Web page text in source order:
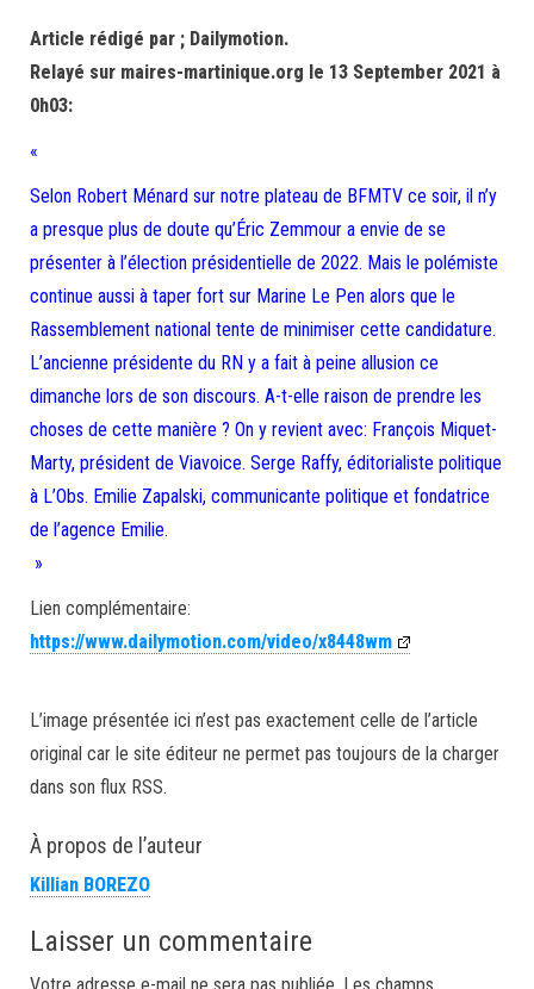
Article rédigé par ; Dailymotion.
Relayé sur maires-martinique.org le 13 September 2021 à
0h03:
«
Selon Robert Ménard sur notre plateau de BFMTV ce soir, il n’y
a presque plus de doute qu’Éric Zemmour a envie de se
présenter à l’élection présidentielle de 2022. Mais le polémiste
continue aussi à taper fort sur Marine Le Pen alors que le
Rassemblement national tente de minimiser cette candidature.
L’ancienne présidente du RN y a fait à peine allusion ce
dimanche lors de son discours. A-t-elle raison de prendre les
choses de cette manière ? On y revient avec: François Miquet-
Marty, président de Viavoice. Serge Raffy, éditorialiste politique
à L’Obs. Emilie Zapalski, communicante politique et fondatrice
de l’agence Emilie.
»
Lien complémentaire:
https://www.dailymotion.com/video/x8448wm
L’image présentée ici n’est pas exactement celle de l’article
original car le site éditeur ne permet pas toujours de la charger
dans son flux RSS.
À propos de l’auteur
Killian BOREZO
Laisser un commentaire